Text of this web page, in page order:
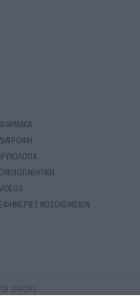
ΦΑΡΜΑΚΑ
ΨΥΧΟΛΟΓΙΑ
ΟΜΟΙΟΠΑΘΗΤΙΚΗ
ΕΦΗΜΕΡΙΕΣ ΝΟΣΟΚΟΜΕΙΩΝ
ΧΡΗΣΗΣ